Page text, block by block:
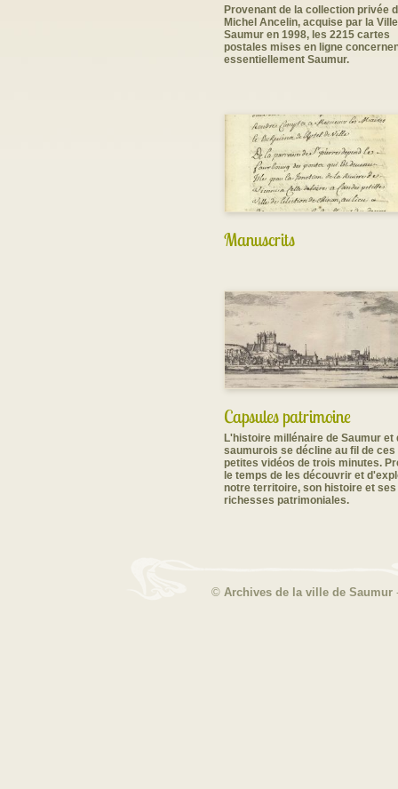
Provenant de la collection privée
Michel Ancelin, acquise par la
Saumur en 1998, les 2215 cartes
postales mises en ligne
essentiellement Saumur.
Manuscrits
Capsules patrimoine
L'histoire millénaire de Saumur et
saumurois se décline au fil de ces
petites vidéos de trois minutes.
le temps de les découvrir et
notre territoire, son histoire et ses
richesses patrimoniales.
© Archives de la ville de Saumur